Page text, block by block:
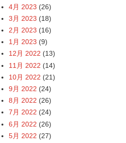
4月 2023 (26)
3月 2023 (18)
2月 2023 (16)
1月 2023 (9)
12月 2022 (13)
11月 2022 (14)
10月 2022 (21)
9月 2022 (24)
8月 2022 (26)
7月 2022 (24)
6月 2022 (26)
5月 2022 (27)